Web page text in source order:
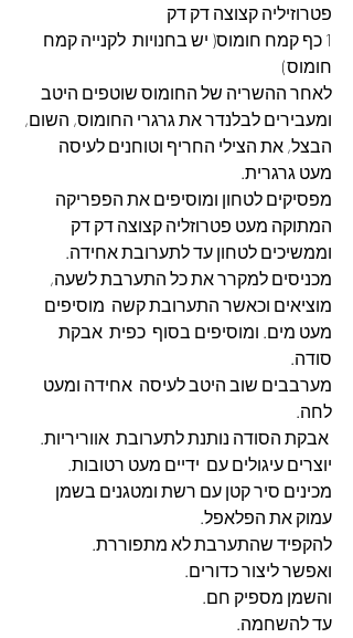
פטרוזיליה קצוצה דק דק
1 כף קמח חומוס( יש בחנויות  לקנייה קמח
חומוס)
לאחר ההשריה של החומוס שוטפים היטב
ומעבירים לבלנדר את גרגרי החומוס, השום,
הבצל, את הצילי החריף וטוחנים לעיסה
מעט גרגרית.
מפסיקים לטחון ומוסיפים את הפפריקה
המתוקה מעט פטרוזליה קצוצה דק דק
וממשיכים לטחון עד לתערובת אחידה.
מכניסים למקרר את כל התערבת לשעה,
מוציאים וכאשר התערובת קשה  מוסיפים
מעט מים. ומוסיפים בסוף  כפית  אבקת
סודה.
מערבבים שוב היטב לעיסה  אחידה ומעט
לחה.
יוצרים עיגולים עם  ידיים מעט רטובות.
מכינים סיר קטן עם רשת ומטגנים בשמן
עמוק את הפלאפל.
להקפיד שהתערבת לא מתפוררת.
ואפשר ליצור כדורים.
והשמן מספיק חם.
עד להשחמה.